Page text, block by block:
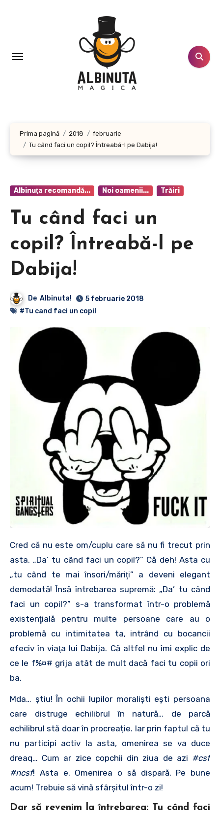
Prima pagină 2018
februarie
Tu când faci un copil? Întreabă-l pe Dabija!
Albinuţa recomandă... Noi oamenii... Trăiri
Tu când faci un
copil? Întreabă-l pe
Dabija!
De Albinuta!
5 februarie 2018
#Tu cand faci un copil
Cred că nu este om/cuplu care să nu fi trecut prin
asta. „Da’ tu când faci un copil?” Că deh! Asta cu
„tu când te mai însori/măriţi” a deveni elegant
demodată! Însă întrebarea supremă: „Da’ tu când
faci un copil?” s-a transformat într-o problemă
existenţială pentru multe persoane care au o
problemă cu intimitatea ta, intrând cu bocancii
efeciv în viaţa lui Dabija. Că altfel nu îmi explic de
ce le f%¤# grija atât de mult dacă faci tu copii ori
ba.
Mda… ştiu! În ochii lupilor moraliști eşti persoana
care distruge echilibrul în natură… de parcă
echilibrul stă doar în procreație. Iar prin faptul că tu
nu participi activ la asta, omenirea se va duce
dreaq… Cum ar zice copchii din ziua de azi #csf
#ncsf! Asta e. Omenirea o să dispară. Pe bune
acum! Trebuie să vină sfârșitul într-o zi!
Dar să revenim la întrebarea: Tu când faci